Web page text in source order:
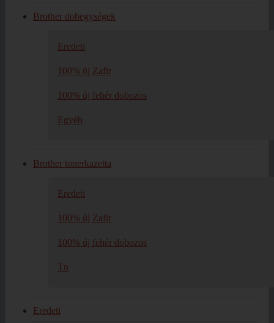
Brother dobegységek
Eredeti
100% új Zafir
100% új fehér dobozos
Egyéb
Brother tonerkazetta
Eredeti
100% új Zafir
100% új fehér dobozos
Tn
Eredeti